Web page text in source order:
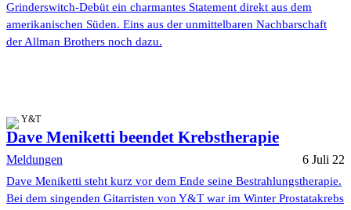
Grinderswitch-Debüt ein charmantes Statement direkt aus dem
amerikanischen Süden. Eins aus der unmittelbaren Nachbarschaft
der Allman Brothers noch dazu.
Y&T
Dave Meniketti beendet Krebstherapie
Meldungen 6 Juli 22
Dave Meniketti steht kurz vor dem Ende seine Bestrahlungstherapie.
Bei dem singenden Gitarristen von Y&T war im Winter Prostatakrebs